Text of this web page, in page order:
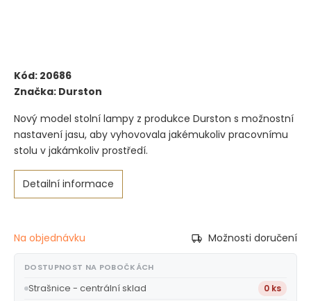
Kód: 20686
Značka: Durston
Nový model stolní lampy z produkce Durston s možnostní
nastavení jasu, aby vyhovovala jakémukoliv pracovnímu
stolu v jakámkoliv prostředí.
Detailní informace
Na objednávku Možnosti doručení
DOSTUPNOST NA POBOČKÁCH
Strašnice - centrální sklad 0 ks